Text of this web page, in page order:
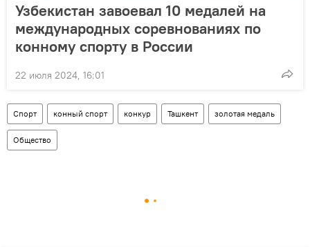
Узбекистан завоевал 10 медалей на
международных соревнованиях по
конному спорту в России
22 июля 2024, 16:01
Спорт конный спорт конкур Ташкент золотая медаль
Общество